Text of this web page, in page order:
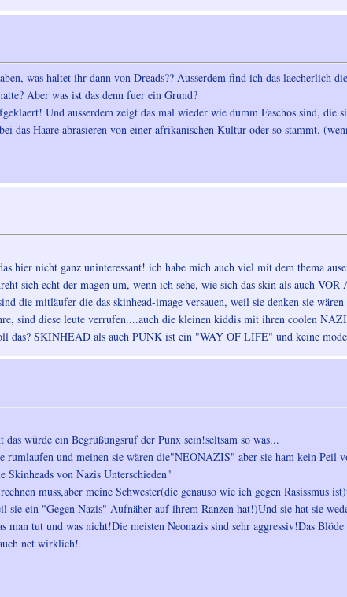
was haltet ihr dann von Dreads?? Ausserdem find ich das laecherlich
Aber was ist das denn fuer ein Grund?
Und ausserdem zeigt das mal wieder wie dumm Faschos sind, die
das Haare abrasieren von einer afrikanischen Kultur oder so stammt.
hier nicht ganz uninteressant! ich habe mich auch viel mit dem thema
sich echt der magen um, wenn ich sehe, wie sich das skin als auch
die mitläufer die das skinhead-image versauen, weil sie denken sie
sind diese leute verrufen....auch die kleinen kiddis mit ihren coolen
das? SKINHEAD als auch PUNK ist ein "WAY OF LIFE" und keine
würde ein Begrüßungsruf der Punx sein!seltsam so was...
rumlaufen und meinen sie wären die"NEONAZIS" aber sie ham kein Peil
von Nazis Unterschieden"
muss,aber meine Schwester(die genauso wie ich gegen Rasissmus
sie ein "Gegen Nazis" Aufnäher auf ihrem Ranzen hat!)Und sie hat sie
man tut und was nicht!Die meisten Neonazis sind sehr aggressiv!Das
net wirklich!